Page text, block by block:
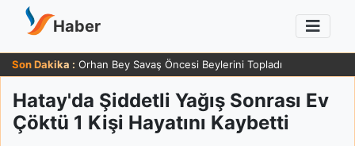
Haber
Son Dakika : Orhan Bey Savaş Öncesi Beylerini Topladı
Hatay'da Şiddetli Yağış Sonrası Ev
Çöktü 1 Kişi Hayatını Kaybetti